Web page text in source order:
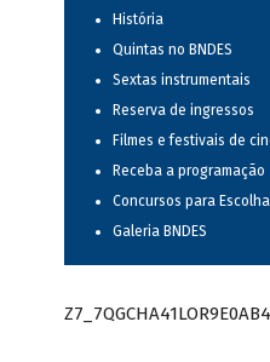
História
Quintas no BNDES
Sextas instrumentais
Reserva de ingressos
Filmes e festivais de
Receba a programação
Concursos para
Galeria BNDES